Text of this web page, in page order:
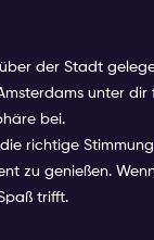
der Stadt
unter dir
bei.
richtige
zu genießen.
trifft.